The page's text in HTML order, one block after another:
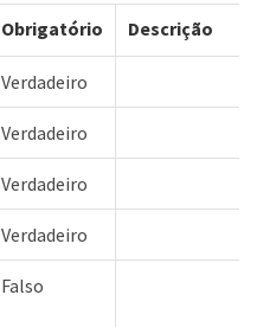
Obrigatório Descrição
Verdadeiro
Verdadeiro
Verdadeiro
Verdadeiro
Falso